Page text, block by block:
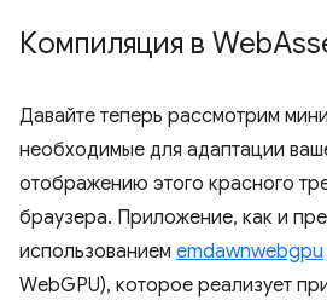
Компиляция в Web
Давайте теперь рассмотрим
необходимые для адаптации
отображению этого красного
браузера. Приложение, как и
использованием emdawnwebgpu
WebGPU), которое реализует